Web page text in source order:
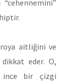
aitliğini ve
eder. O,
ince bir çizgi